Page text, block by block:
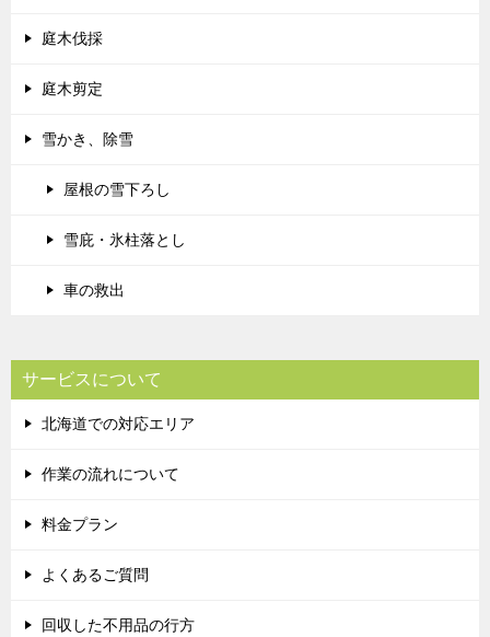
庭木伐採
庭木剪定
雪かき、除雪
屋根の雪下ろし
雪庇・氷柱落とし
車の救出
サービスについて
北海道での対応エリア
作業の流れについて
料金プラン
よくあるご質問
回収した不用品の行方